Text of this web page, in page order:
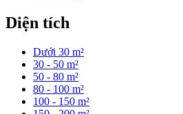
Diện tích
Dưới 30 m²
30 - 50 m²
50 - 80 m²
80 - 100 m²
100 - 150 m²